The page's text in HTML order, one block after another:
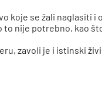
koje se žali
nije potrebno, kao
zavoli je i istinski